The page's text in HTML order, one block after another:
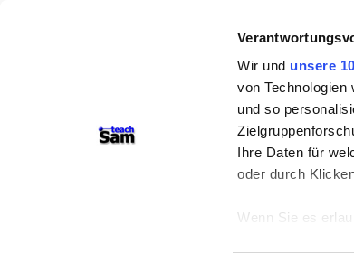
Wir und unsere
von
und so
Ihre Daten für
oder durch
Wenn Sie es
teachSam-
Arbeitstechniken-
-Methodik
So sucht man
Bausteine